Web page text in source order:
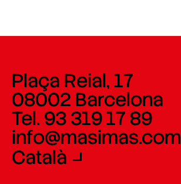
Plaça Reial, 17
08002 Barcelona
Tel. 93 319 17 89
info@masimas.com
Català